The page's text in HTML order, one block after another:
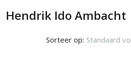
Hendrik Ido Ambacht
Sorteer op: Standaard